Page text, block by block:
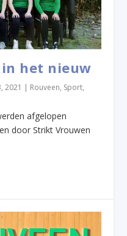
in het nieuw
2021 | Rouveen, Sport,
afgelopen
door Strikt Vrouwen